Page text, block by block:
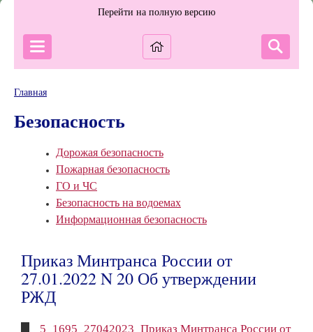
Перейти на полную версию
Главная
Безопасность
Дорожая безопасность
Пожарная безопасность
ГО и ЧС
Безопасность на водоемах
Информационная безопасность
Приказ Минтранса России от
27.01.2022 N 20 Об утверждении
РЖД
5_1695_27042023_Приказ Минтранса России от